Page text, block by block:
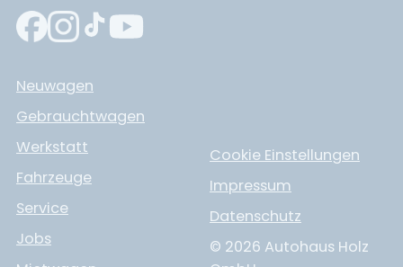
Neuwagen
Gebrauchtwagen
Werkstatt
Fahrzeuge
Service
Jobs
Cookie Einstellungen
Impressum
Datenschutz
© 2026 Autohaus Holz